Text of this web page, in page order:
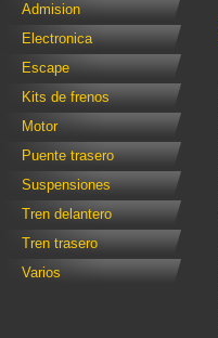
Admision
Electronica
Escape
Kits de frenos
Motor
Puente trasero
Suspensiones
Tren delantero
Tren trasero
Varios